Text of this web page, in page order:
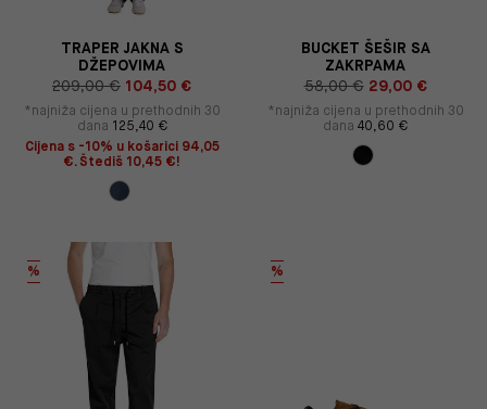
TRAPER JAKNA S
DŽEPOVIMA
209,00 € 104,50 €
*najniža cijena u prethodnih 30
dana 125,40 €
Cijena s -10% u košarici 94,05
€. Štediš 10,45 €!
BUCKET ŠEŠIR SA
ZAKRPAMA
58,00 € 29,00 €
*najniža cijena u prethodnih 30
dana 40,60 €
% %